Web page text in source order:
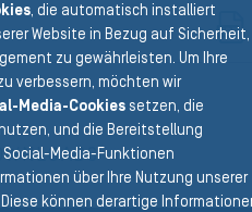
, die automatisch installiert
Website in Bezug auf Sicherheit,
zu gewährleisten. Um Ihre
verbessern, möchten wir
Media-Cookiessetzen, die
und die Bereitstellung
Media-Funktionen
über Ihre Nutzung unserer
können derartige